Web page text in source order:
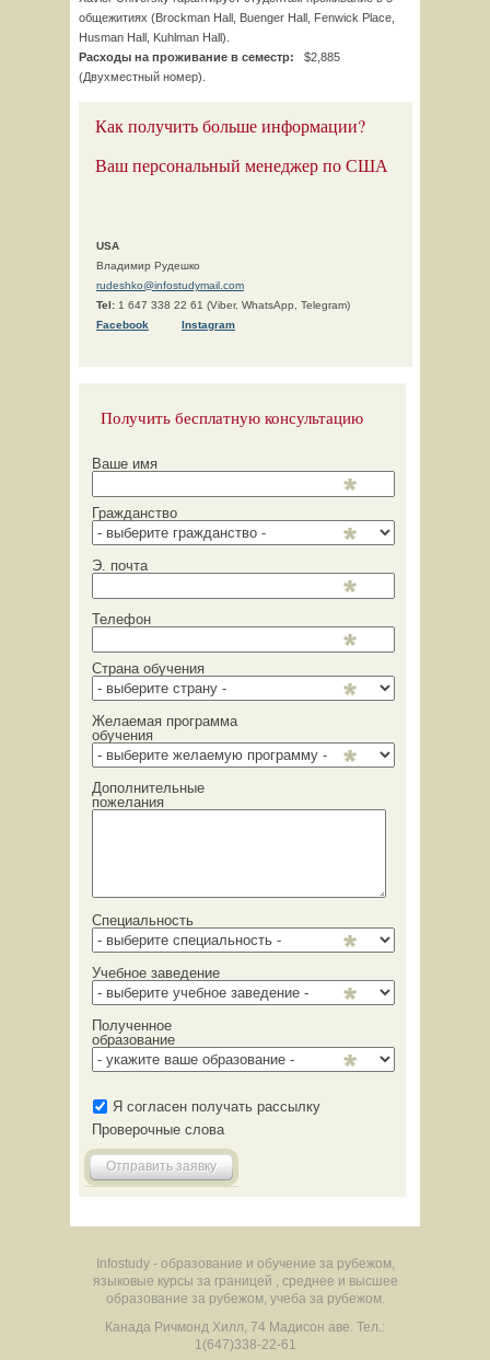
общежитиях (Brockman Hall, Buenger Hall, Fenwick Place,
Husman Hall, Kuhlman Hall).
Расходы на проживание в семестр: $2,885
(Двухместный номер).
Как получить больше информации?
Ваш персональный менеджер по США
USA
Владимир Рудешко
rudeshko@infostudymail.com
Tel: 1 647 338 22 61 (Viber, WhatsApp, Telegram)
Facebook Instagram
Получить бесплатную консультацию
Ваше имя
Гражданство
Э. почта
Телефон
Страна обучения
Желаемая программа
обучения
Дополнительные
пожелания
Специальность
Учебное заведение
Полученное
образование
Я согласен получать рассылку
Проверочные слова
Отправить заявку
Infostudy - образование и обучение за рубежом,
языковые курсы за границей , среднее и высшее
образование за рубежом, учеба за рубежом.
Канада Ричмонд Хилл, 74 Мадисон аве. Тел.:
1(647)338-22-61